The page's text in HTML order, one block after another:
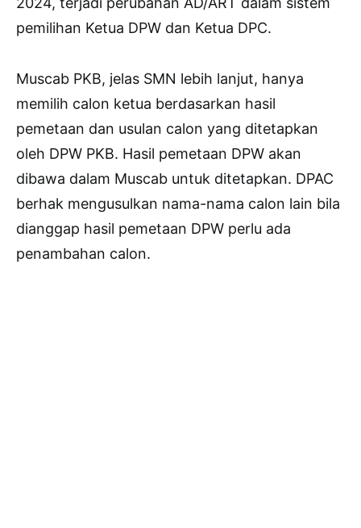
pemilihan Ketua DPW dan Ketua DPC.
Muscab PKB, jelas SMN lebih lanjut, hanya
memilih calon ketua berdasarkan hasil
pemetaan dan usulan calon yang ditetapkan
oleh DPW PKB. Hasil pemetaan DPW akan
dibawa dalam Muscab untuk ditetapkan. DPAC
berhak mengusulkan nama-nama calon lain bila
dianggap hasil pemetaan DPW perlu ada
penambahan calon.